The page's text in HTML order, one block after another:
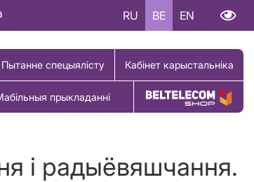
RU BE EN
Пытанне спецыялісту Кабінет карыстальніка
прыкладанні Купіць тавар
і радыёвяшчання.